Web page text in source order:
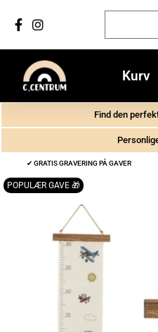
Kurv
Find den
✔ GRATIS GRAVERING PÅ GAVER
POPULÆR GAVE 🎁